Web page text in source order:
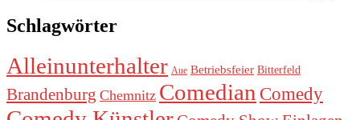
Schlagwörter
Alleinunterhalter Aue Betriebsfeier Bitterfeld
Brandenburg Chemnitz Comedian Comedy